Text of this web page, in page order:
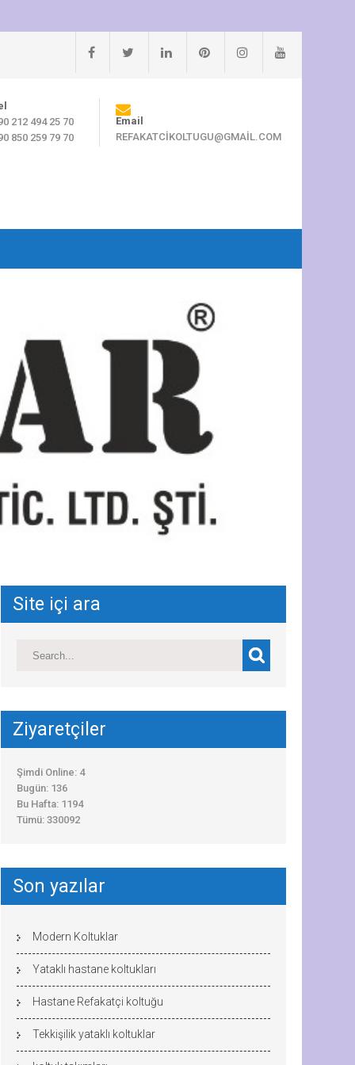
212 494 25 70
850 259 79 70
Email
REFAKATCIKOLTUGU@GMAIL.COM
Site içi ara
Ziyaretçiler
Şimdi Online: 4
Bugün: 136
Bu Hafta: 1194
Tümü: 330092
Son yazılar
Modern Koltuklar
Yataklı hastane koltukları
Hastane Refakatçi koltuğu
Tekkişilik yataklı koltuklar